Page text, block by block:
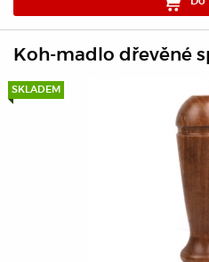
Koh-madlo dřevěné
SKLADEM